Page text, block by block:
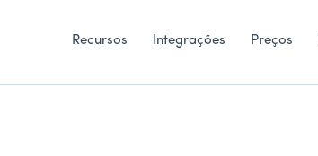
Recursos Integrações Preços